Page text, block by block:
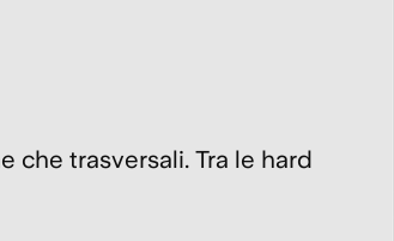
che trasversali. Tra le hard